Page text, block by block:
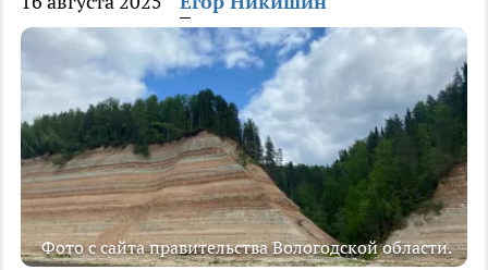
Фото с сайта правительства Вологодской области.